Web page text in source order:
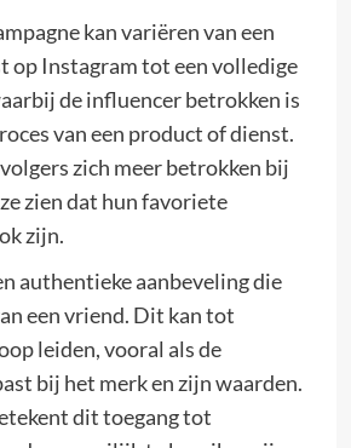
kan variëren van een
op Instagram tot een volledige
de influencer betrokken is
van een product of dienst.
zich meer betrokken bij
zien dat hun favoriete
zijn.
authentieke aanbeveling die
een vriend. Dit kan tot
leiden, vooral als de
bij het merk en zijn waarden.
dit toegang tot